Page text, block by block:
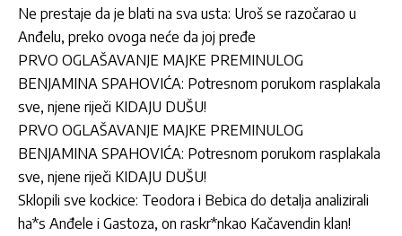
Ne prestaje da je blati na sva usta: Uroš se razočarao u
Anđelu, preko ovoga neće da joj pređe
PRVO OGLAŠAVANJE MAJKE PREMINULOG
BENJAMINA SPAHOVIĆA: Potresnom porukom rasplakala
sve, njene riječi KIDAJU DUŠU!
PRVO OGLAŠAVANJE MAJKE PREMINULOG
BENJAMINA SPAHOVIĆA: Potresnom porukom rasplakala
sve, njene riječi KIDAJU DUŠU!
Sklopili sve kockice: Teodora i Bebica do detalja analizirali
ha*s Anđele i Gastoza, on raskr*nkao Kačavendin klan!